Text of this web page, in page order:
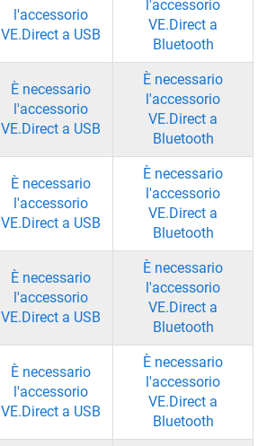
l'accessorio
VE.Direct a USB
l'accessorio
VE.Direct a
Bluetooth
È necessario
l'accessorio
VE.Direct a USB
È necessario
l'accessorio
VE.Direct a
Bluetooth
È necessario
l'accessorio
VE.Direct a USB
È necessario
l'accessorio
VE.Direct a
Bluetooth
È necessario
l'accessorio
VE.Direct a USB
È necessario
l'accessorio
VE.Direct a
Bluetooth
È necessario
l'accessorio
VE.Direct a USB
È necessario
l'accessorio
VE.Direct a
Bluetooth